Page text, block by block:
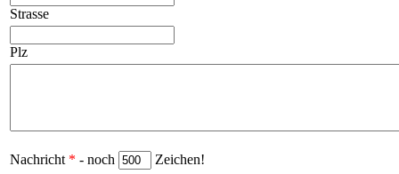
Strasse
Plz
Nachricht * - noch
Zeichen!